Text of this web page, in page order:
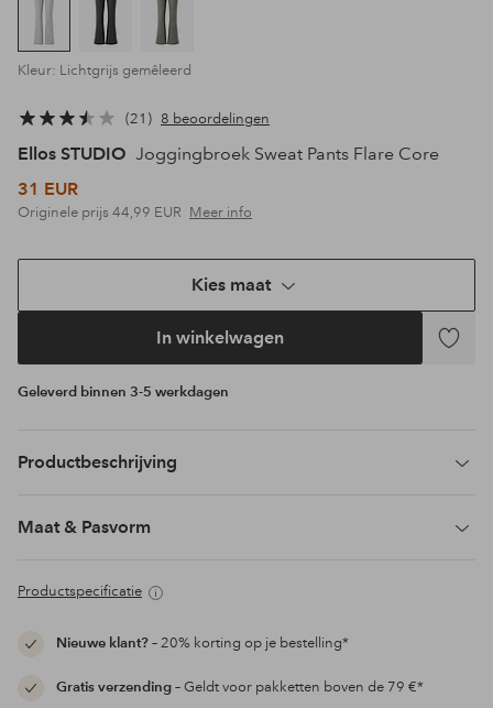
Kleur: Lichtgrijs gemêleerd
21 8 beoordelingen
Ellos STUDIO Joggingbroek Sweat Pants Flare Core
31 EUR
Originele prijs 44,99 EUR Meer info
Kies maat
In winkelwagen
Geleverd binnen 3-5 werkdagen
Productbeschrijving
Maat & Pasvorm
Productspecificatie
Nieuwe klant?– 20% korting op je bestelling*
Gratis verzending– Geldt voor pakketten boven de 79 €*